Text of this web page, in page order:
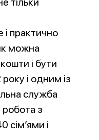
практично
можна
і бути
і одним із
служба
з
сім’ями і